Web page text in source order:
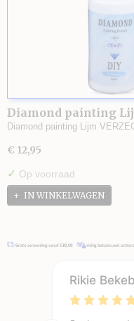
Diamond painting
Diamond painting Lijm
€ 12,95
✓ Op voorraad
IN WINKELWAGEN